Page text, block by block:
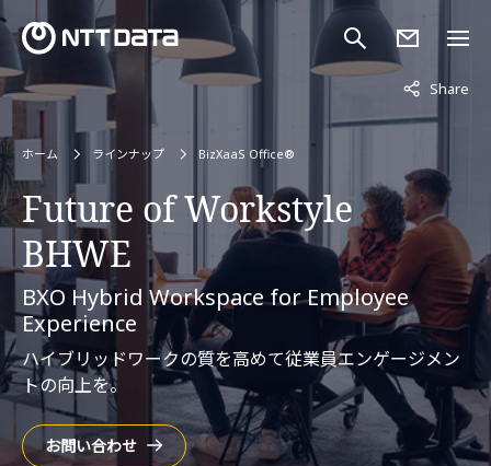
Share
非表示中
ホーム ラインナップ BizXaaS Office®
Future of Workstyle
BHWE
BXO Hybrid Workspace for Employee
Experience
ハイブリッドワークの質を高めて従業員エンゲージメン
トの向上を。
お問い合わせ